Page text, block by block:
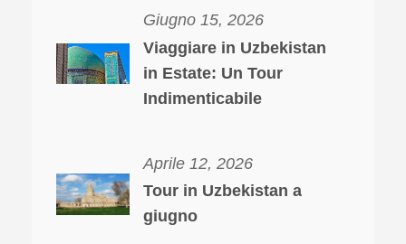
Giugno 15, 2026
Viaggiare in Uzbekistan
in Estate: Un Tour
Indimenticabile
Aprile 12, 2026
Tour in Uzbekistan a
giugno